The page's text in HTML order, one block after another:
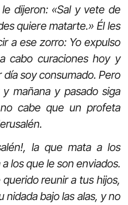
dijeron: «Sal y vete de
quiere matarte.» Él les
a ese zorro: Yo expulso
cabo curaciones hoy y
soy consumado. Pero
mañana y pasado siga
cabe que un profeta
la que mata a los
los que le son enviados.
querido reunir a tus hijos,
nidada bajo las alas, y no